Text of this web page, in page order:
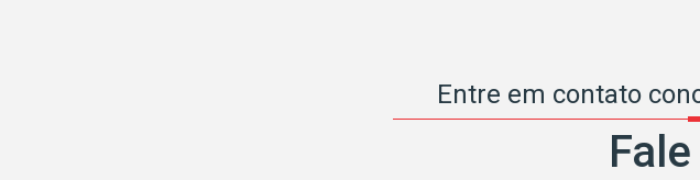
Entre em contato